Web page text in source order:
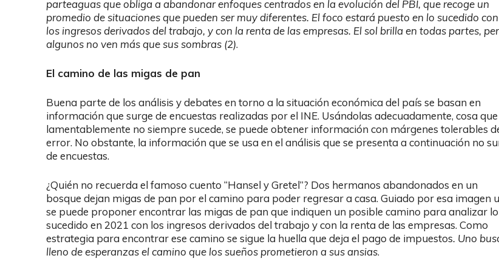
parteaguas que obliga a abandonar enfoques centrados en la evolución del PBI, que recoge un
promedio de situaciones que pueden ser muy diferentes. El foco estará puesto en lo sucedido con
los ingresos derivados del trabajo, y con la renta de las empresas. El sol brilla en todas partes,
algunos no ven más que sus sombras (2).
El camino de las migas de pan
Buena parte de los análisis y debates en torno a la situación económica del país se basan en
información que surge de encuestas realizadas por el INE. Usándolas adecuadamente, cosa que
lamentablemente no siempre sucede, se puede obtener información con márgenes tolerables
error. No obstante, la información que se usa en el análisis que se presenta a continuación no
de encuestas.
¿Quién no recuerda el famoso cuento “Hansel y Gretel”? Dos hermanos abandonados en un
bosque dejan migas de pan por el camino para poder regresar a casa. Guiado por esa imagen
se puede proponer encontrar las migas de pan que indiquen un posible camino para analizar lo
sucedido en 2021 con los ingresos derivados del trabajo y con la renta de las empresas. Como
estrategia para encontrar ese camino se sigue la huella que deja el pago de impuestos. Uno
lleno de esperanzas el camino que los sueños prometieron a sus ansias.